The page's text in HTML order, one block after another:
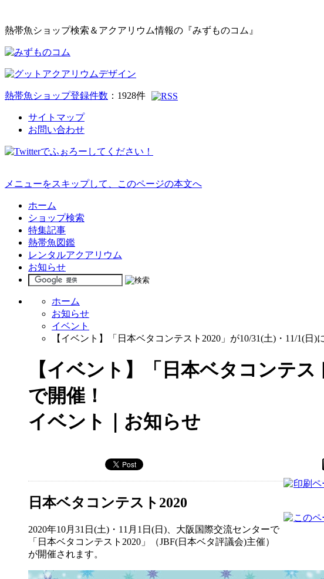
熱帯魚ショップ検索＆アクアリウム情報の『みずものコム』
熱帯魚ショップ登録件数 ： 1928件
サイトマップ
お問い合わせ
メニューをスキップして、このページの本文へ
ホーム
ショップ検索
特集記事
熱帯魚図鑑
レンタルアクアリウム
お知らせ
ホーム
お知らせ
イベント
【イベント】「日本ベタコンテスト2020」が10/31(土)・11/1(日)
【イベント】「日本ベタコンテ
で開催！
イベント｜お知らせ
日本ベタコンテスト2020
2020年10月31日(土)・11月1日(日)、大阪国際交流センターで
「日本ベタコンテスト2020」（JBF(日本ベタ評議会)主催）
が開催されます。